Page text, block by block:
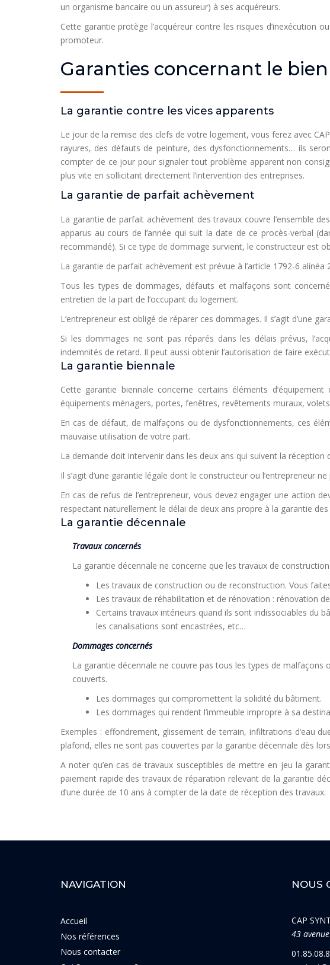
un organisme bancaire ou un assureur) à ses acquéreurs.
Cette garantie protège l’acquéreur contre les risques d’inexécution
promoteur.
Garanties concernant le
La garantie contre les vices apparents
Le jour de la remise des clefs de votre logement, vous ferez avec
rayures, des défauts de peinture, des dysfonctionnements… ils
compter de ce jour pour signaler tout problème apparent non
plus vite en sollicitant directement l’intervention des entreprises.
La garantie de parfait achèvement
La garantie de parfait achèvement des travaux couvre l’ensemble
apparus au cours de l’année qui suit la date de ce procès-verbal
recommandé). Si ce type de dommage survient, le constructeur est
La garantie de parfait achèvement est prévue à l’article 1792-6
Tous les types de dommages, défauts et malfaçons sont
entretien de la part de l’occupant du logement.
L’entrepreneur est obligé de réparer ces dommages. Il s’agit d’une
Si les dommages ne sont pas réparés dans les délais prévus,
indemnités de retard. Il peut aussi obtenir l’autorisation de faire
La garantie biennale
Cette garantie biennale concerne certains éléments
équipements ménagers, portes, fenêtres, revêtements muraux,
En cas de défaut, de malfaçons ou de dysfonctionnements, ces
mauvaise utilisation de votre part.
La demande doit intervenir dans les deux ans qui suivent la réception
Il s’agit d’une garantie légale dont le constructeur ou l’entrepreneur
En cas de refus de l’entrepreneur, vous devez engager une action
respectant naturellement le délai de deux ans propre à la garantie des
La garantie décennale
Travaux concernés
La garantie décennale ne concerne que les travaux de
Les travaux de construction ou de reconstruction. Vous
Les travaux de réhabilitation et de rénovation : rénovation
Certains travaux intérieurs quand ils sont indissociables du
les canalisations sont encastrées, etc…
Dommages concernés
La garantie décennale ne couvre pas tous les types de
couverts.
Les dommages qui compromettent la solidité du bâtiment.
Les dommages qui rendent l’immeuble impropre à sa
Exemples : effondrement, glissement de terrain, infiltrations d’eau
plafond, elles ne sont pas couvertes par la garantie décennale dès
A noter qu’en cas de travaux susceptibles de mettre en jeu la
paiement rapide des travaux de réparation relevant de la garantie
d’une durée de 10 ans à compter de la date de réception des travaux.
NAVIGATION
Accueil
Nos références
Nous contacter
NOUS
CAP
43